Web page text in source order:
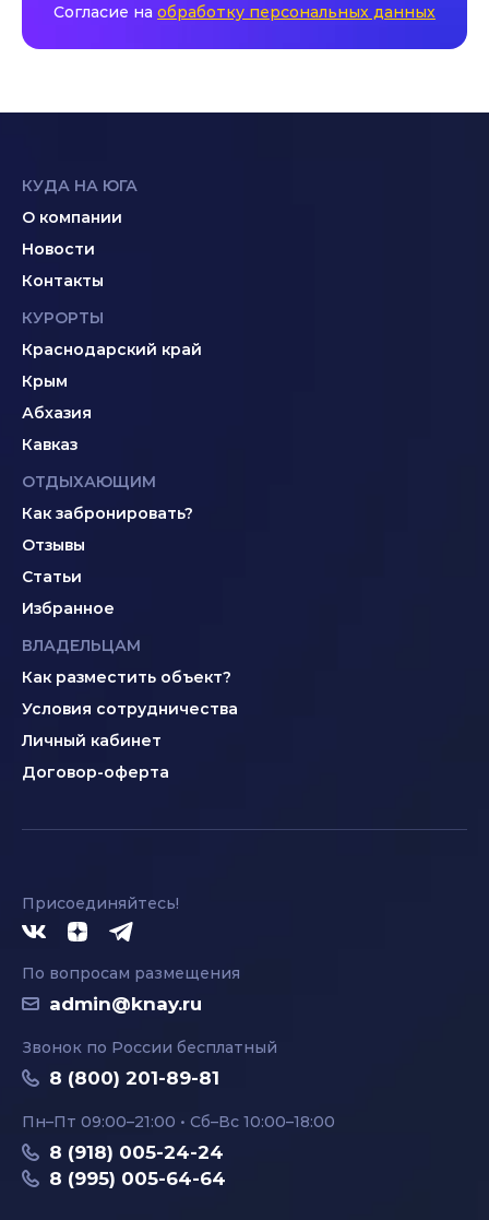
Согласие на обработку персональных данных
КУДА НА ЮГА
О компании
Новости
Контакты
КУРОРТЫ
Краснодарский край
Крым
Абхазия
Кавказ
ОТДЫХАЮЩИМ
Как забронировать?
Отзывы
Статьи
Избранное
ВЛАДЕЛЬЦАМ
Как разместить объект?
Условия сотрудничества
Личный кабинет
Договор-оферта
Присоединяйтесь!
По вопросам размещения
admin@knay.ru
Звонок по России бесплатный
8 (800) 201-89-81
Пн–Пт 09:00–21:00 • Сб–Вс 10:00–18:00
8 (918) 005-24-24
8 (995) 005-64-64